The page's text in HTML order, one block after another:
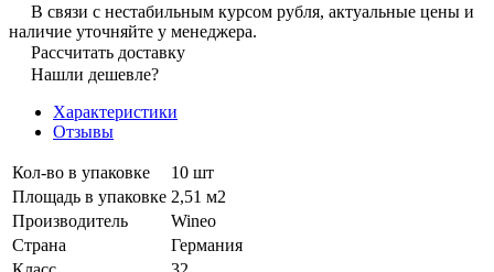
В связи с нестабильным курсом рубля, актуальные цены и
наличие уточняйте у менеджера.
Рассчитать доставку
Нашли дешевле?
Характеристики
Отзывы
Кол-во в упаковке
10 шт
Площадь в упаковке 2,51 м2
Производитель
Wineo
Страна
Германия